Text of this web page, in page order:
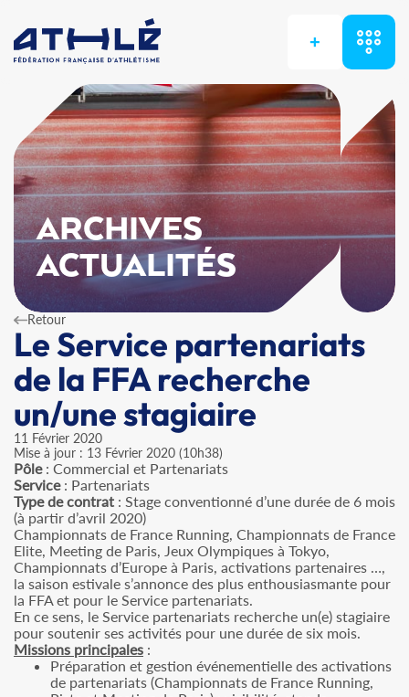
+
ARCHIVES
ACTUALITÉS
Retour
Le Service partenariats
de la FFA recherche
un/une stagiaire
11 Février 2020
Mise à jour : 13 Février 2020 (10h38)
Pôle: Commercial et Partenariats
Service: Partenariats
Type de contrat : Stage conventionné d’une durée de 6 mois
(à partir d’avril 2020)
Championnats de France Running, Championnats de France
Elite, Meeting de Paris, Jeux Olympiques à Tokyo,
Championnats d’Europe à Paris, activations partenaires …,
la saison estivale s’annonce des plus enthousiasmante pour
la FFA et pour le Service partenariats.
En ce sens, le Service partenariats recherche un(e) stagiaire
pour soutenir ses activités pour une durée de six mois.
Missions principales :
Préparation et gestion événementielle des activations
de partenariats (Championnats de France Running,